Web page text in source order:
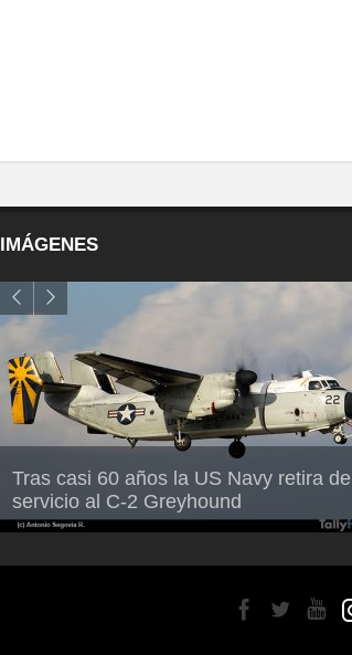
IMÁGENES
Tras casi 60 años la US Navy retira del
servicio al C-2 Greyhound
Air France-KLM anuncia a Guilhem
Mallet como nuevo Director General
para América Latina